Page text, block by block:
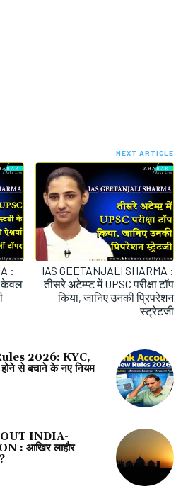
:
केवल
NEXT ARTICLE
IAS GEETANJALI SHARMA :
तीसरे अटेम्प्ट में UPSC परीक्षा टॉप
किया, जानिए उनकी प्रिपरेशन
स्ट्रेटजी
2026: KYC,
से बचाने के नए नियम
INDIA-
: आखिर लाहौर